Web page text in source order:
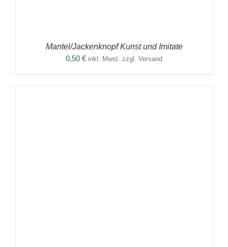
Mantel/Jackenknopf Kunst und Imitate
0,50 € inkl. Mwst. zzgl. Versand